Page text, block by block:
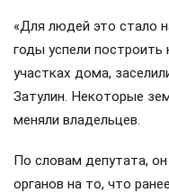
«Для людей это стало
годы успели построить
участках дома,
Затулин. Некоторые
меняли владельцев.
По словам депутата,
органов на то, что